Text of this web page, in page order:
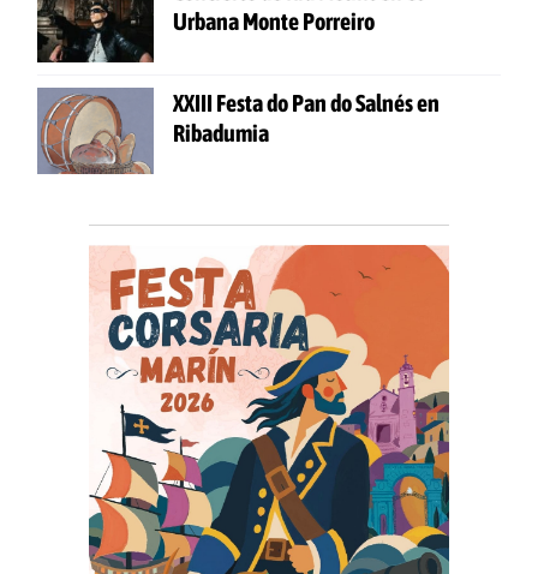
Urbana Monte Porreiro
XXIII Festa do Pan do Salnés en
Ribadumia